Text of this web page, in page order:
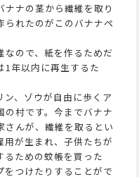
ナの茎から繊維を取り
られたのがこのバナナペ
ので、紙を作るためだ
1年以内に再生するた
、ゾウが自由に歩くア
の村です。今までバナナ
さんが、繊維を取るとい
用が生まれ、子供たちが
ための蚊帳を買った
をつけたりすることがで